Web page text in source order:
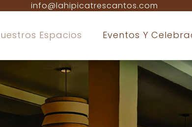
info@lahipicatrescantos.com
Espacios Eventos Y